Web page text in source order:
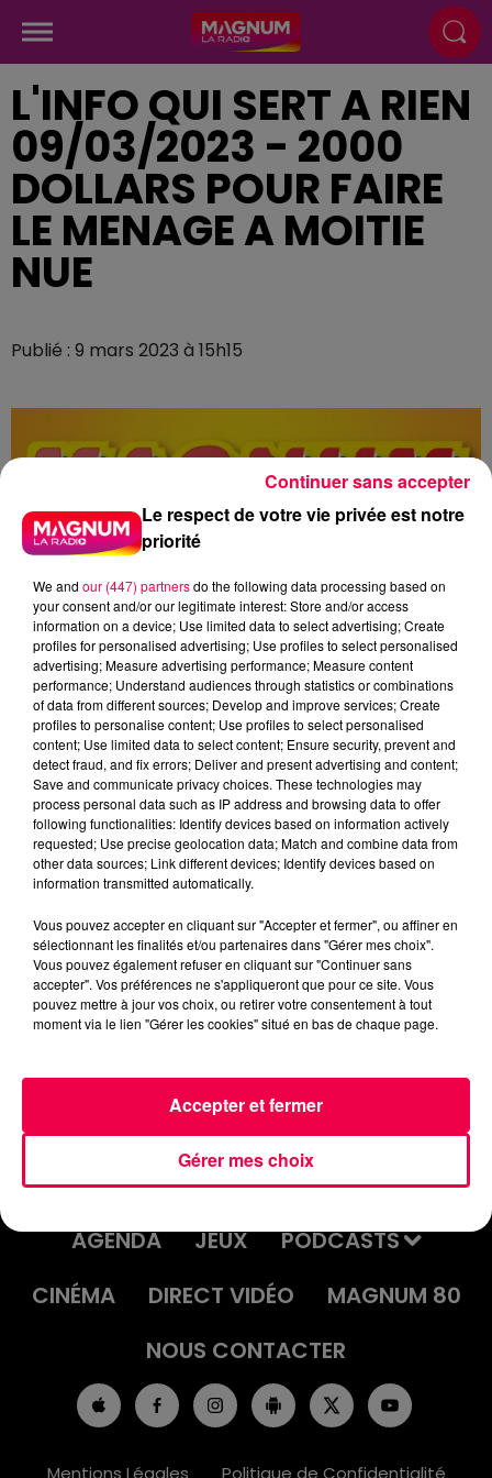
L'INFO QUI SERT A RIEN
09/03/2023 - 2000
DOLLARS POUR FAIRE
LE MENAGE A MOITIE
NUE
Publié : 9 mars 2023 à 15h15
Flash infos
Crédit :Flash infos
podcasts/2023/03/IQSAR-du-jeudi-09-mars.mp3
ACCUEIL INFOS
EMISSIONS
AGENDA
JEUX
PODCASTS
CINÉMA
DIRECT VIDÉO
MAGNUM 80
NOUS CONTACTER
Mentions Légales Politique de Confidentialité
Le respect de votre vie privée est notre
priorité
We and our (447) partnersdo the following data processing based on
your consent and/or our legitimate interest: Store and/or access
information on a device; Use limited data to select advertising; Create
profiles for personalised advertising; Use profiles to select personalised
advertising; Measure advertising performance; Measure content
performance; Understand audiences through statistics or combinations
of data from different sources; Develop and improve services; Create
profiles to personalise content; Use profiles to select personalised
content; Use limited data to select content; Ensure security, prevent and
detect fraud, and fix errors; Deliver and present advertising and content;
Save and communicate privacy choices. These technologies may
process personal data such as IP address and browsing data to offer
following functionalities: Identify devices based on information actively
requested; Use precise geolocation data; Match and combine data from
other data sources; Link different devices; Identify devices based on
information transmitted automatically.
Vous pouvez accepter en cliquant sur "Accepter et fermer", ou affiner en
sélectionnant les finalités et/ou partenaires dans "Gérer mes choix".
Vous pouvez également refuser en cliquant sur "Continuer sans
accepter". Vos préférences ne s'appliqueront que pour ce site. Vous
pouvez mettre à jour vos choix, ou retirer votre consentement à tout
moment via le lien "Gérer les cookies" situé en bas de chaque page.
Gérer mes choix
Accepter et fermer
Continuer sans accepter